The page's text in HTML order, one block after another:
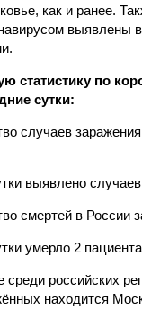
как и ранее.
выявлены
статистику по
сутки:
случаев
выявлено
смертей в России
умерло 2
среди российских
находится